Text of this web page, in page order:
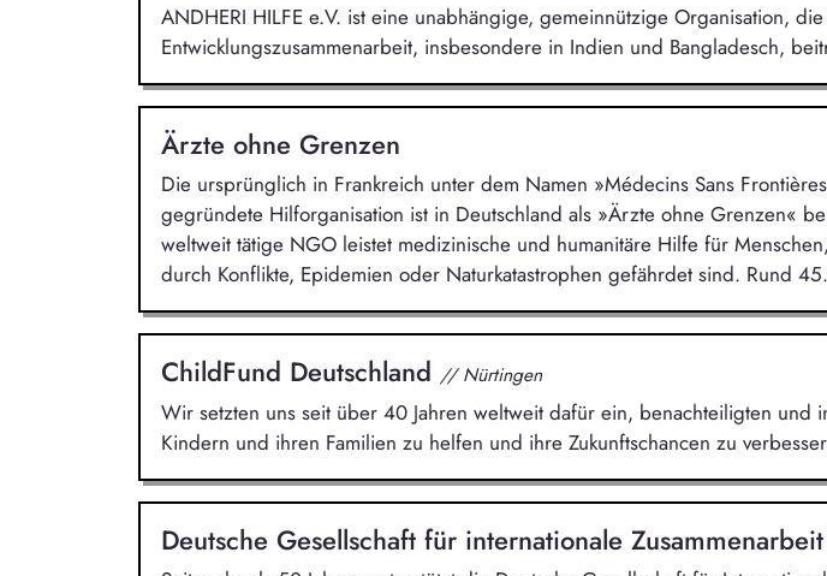
ANDHERI HILFE e.V. ist eine unabhängige, gemeinnützige Organisation,
Entwicklungszusammenarbeit, insbesondere in Indien und Bangladesch,
Ärzte ohne Grenzen
Die ursprünglich in Frankreich unter dem Namen »Médecins Sans
gegründete Hilforganisation ist in Deutschland als »Ärzte ohne Grenzen«
weltweit tätige NGO leistet medizinische und humanitäre Hilfe für
durch Konflikte, Epidemien oder Naturkatastrophen gefährdet sind. Rund
ChildFund Deutschland // Nürtingen
Wir setzten uns seit über 40 Jahren weltweit dafür ein, benachteiligten und
Kindern und ihren Familien zu helfen und ihre Zukunftschancen zu
Deutsche Gesellschaft für internationale